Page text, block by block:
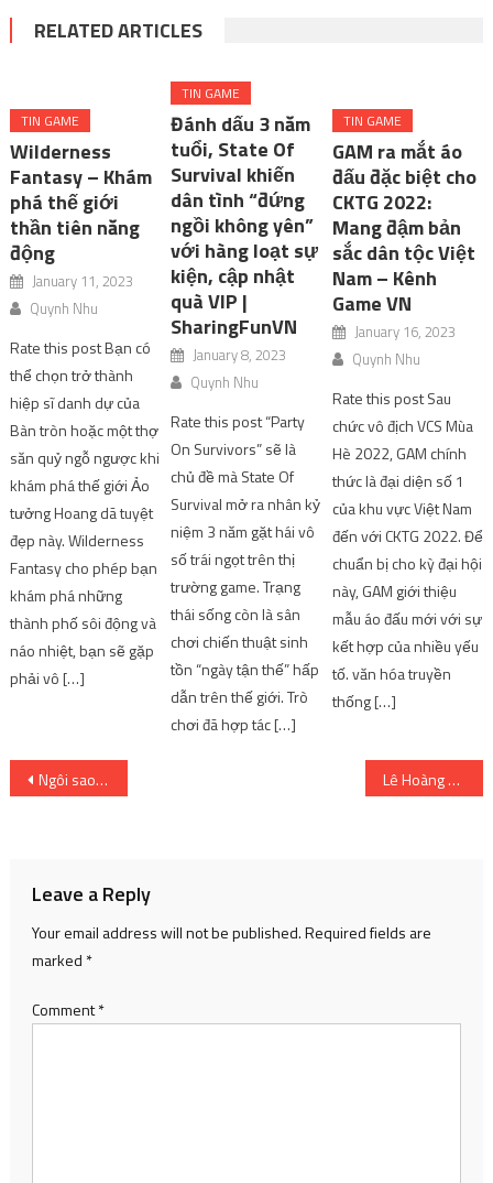
RELATED ARTICLES
TIN GAME
Wilderness
Fantasy – Khám
phá thế giới
thần tiên năng
động
January 11, 2023
Quynh Nhu
Rate this post Bạn có
thể chọn trở thành
hiệp sĩ danh dự của
Bàn tròn hoặc một thợ
săn quỷ ngỗ ngược khi
khám phá thế giới Ảo
tưởng Hoang dã tuyệt
đẹp này. Wilderness
Fantasy cho phép bạn
khám phá những
thành phố sôi động và
náo nhiệt, bạn sẽ gặp
phải vô […]
TIN GAME
Đánh dấu 3 năm
tuổi, State Of
Survival khiến
dân tình “đứng
ngồi không yên”
với hàng loạt sự
kiện, cập nhật
quà VIP |
SharingFunVN
January 8, 2023
Quynh Nhu
Rate this post “Party
On Survivors” sẽ là
chủ đề mà State Of
Survival mở ra nhân kỷ
niệm 3 năm gặt hái vô
số trái ngọt trên thị
trường game. Trạng
thái sống còn là sân
chơi chiến thuật sinh
tồn “ngày tận thế” hấp
dẫn trên thế giới. Trò
chơi đã hợp tác […]
TIN GAME
GAM ra mắt áo
đấu đặc biệt cho
CKTG 2022:
Mang đậm bản
sắc dân tộc Việt
Nam – Kênh
Game VN
January 16, 2023
Quynh Nhu
Rate this post Sau
chức vô địch VCS Mùa
Hè 2022, GAM chính
thức là đại diện số 1
của khu vực Việt Nam
đến với CKTG 2022. Để
chuẩn bị cho kỳ đại hội
này, GAM giới thiệu
mẫu áo đấu mới với sự
kết hợp của nhiều yếu
tố. văn hóa truyền
thống […]
Post
Ngôi sao ‘Avatar’ sau 13 năm Lê Hoàng bị từ chối khi bàn về cách nuôi dạy con
Leave a Reply
Your email address will not be published.Required fields are
marked *
Comment*